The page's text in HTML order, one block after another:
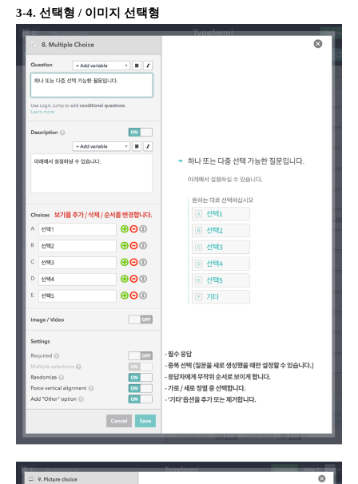
3-4. 선택형 / 이미지 선택형